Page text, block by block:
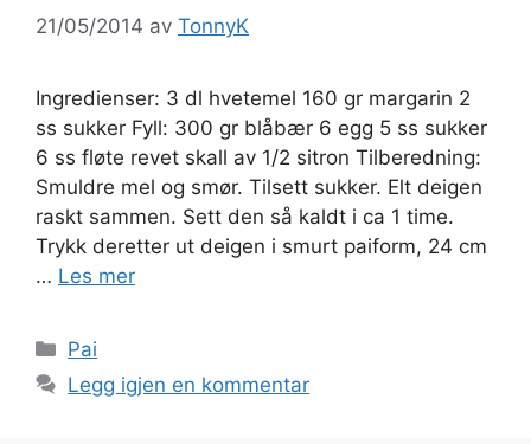
21/05/2014 av TonnyK
Ingredienser: 3 dl hvetemel 160 gr margarin 2
ss sukker Fyll: 300 gr blåbær 6 egg 5 ss sukker
6 ss fløte revet skall av 1/2 sitron Tilberedning:
Smuldre mel og smør. Tilsett sukker. Elt deigen
raskt sammen. Sett den så kaldt i ca 1 time.
Trykk deretter ut deigen i smurt paiform, 24 cm
… Les mer
Kategorier
Pai
Legg igjen en kommentar